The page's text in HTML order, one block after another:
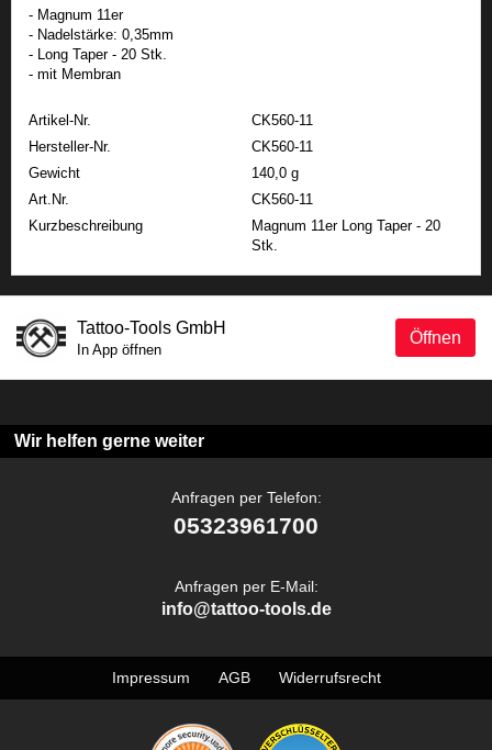
- Magnum 11er
- Nadelstärke: 0,35mm
- Long Taper - 20 Stk.
- mit Membran
Artikel-Nr.
CK560-11
Hersteller-Nr.
CK560-11
Gewicht
140,0 g
Art.Nr.
CK560-11
Kurzbeschreibung
Magnum 11er Long Taper - 20
Stk.
Öffnen
Tattoo-Tools GmbH
In App öffnen
Wir helfen gerne weiter
Anfragen per Telefon:
05323961700
Anfragen per E-Mail:
info@tattoo-tools.de
Impressum AGB Widerrufsrecht